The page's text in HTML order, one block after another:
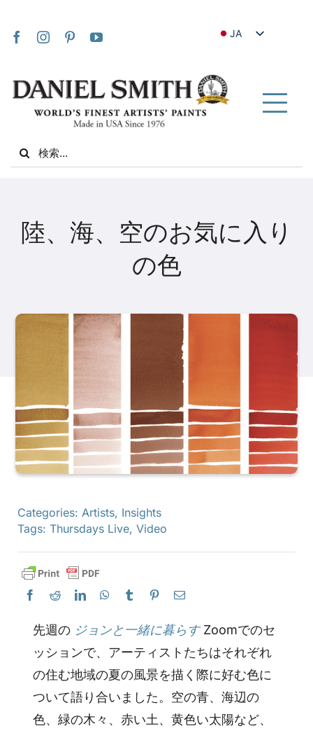
JA
IT
ZH
ブログ
販売店を探す
お問い合わせ
購読する
Search
for:
陸、海、空のお気に入り
の色
Categories: Artists, Insights
Tags: Thursdays Live, Video
先週の ジョンと一緒に暮らす Zoomでのセ
ッションで、アーティストたちはそれぞれ
の住む地域の夏の風景を描く際に好む色に
ついて語り合いました。空の青、海辺の
色、緑の木々、赤い土、黄色い太陽など、